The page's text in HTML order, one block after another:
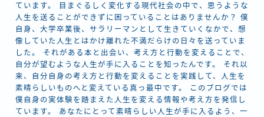
ています。 目まぐるしく変化する現代社会の中で、思うような
人生を送ることができずに困っていることはありませんか？ 僕
自身、大学卒業後、サラリーマンとして生きていくなかで、想
像していた人生とはかけ離れた不満だらけの日々を送っていま
した。 それがある本と出会い、考え方と行動を変えることで、
自分が望むような人生が手に入ることを知ったんです。 それ以
来、自分自身の考え方と行動を変えることを実践して、人生を
素晴らしいものへと変えている真っ最中です。 このブログでは
僕自身の実体験を踏まえた人生を変える情報や考え方を発信し
ています。 あなたにとって素晴らしい人生が手に入るよう、一